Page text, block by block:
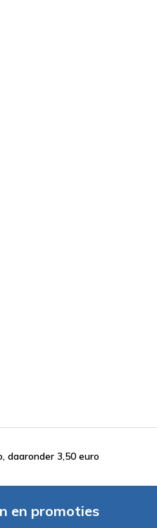
daaronder 3,50 euro
en promoties